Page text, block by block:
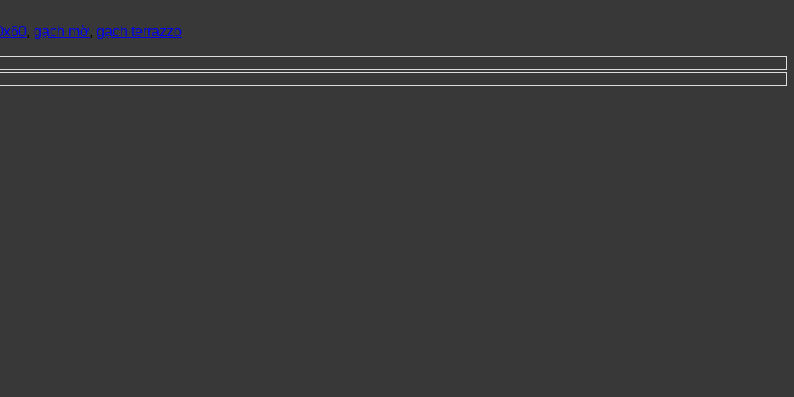
, gạch mờ, gạch terrazzo